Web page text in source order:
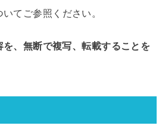
いてご参照ください。
、無断で複写、転載することを